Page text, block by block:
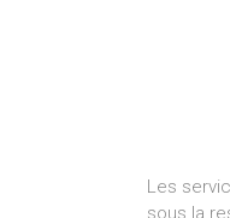
Les
sous la